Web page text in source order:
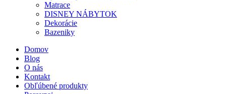
Matrace
DISNEY NÁBYTOK
Dekorácie
Bazeniky
Domov
Blog
O nás
Kontakt
Obľúbené produkty